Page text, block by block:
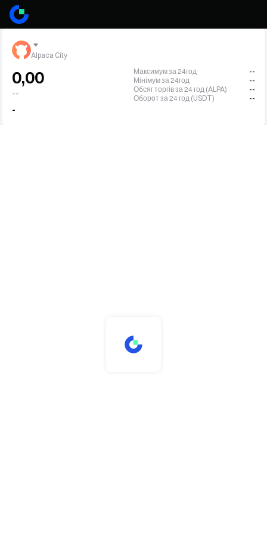
Alpaca City
0,00
--
-
Максимум за 24год
--
Мінімум за 24год
--
Обсяг торгів за 24 год (ALPA)
--
Оборот за 24 год (USDT)
--